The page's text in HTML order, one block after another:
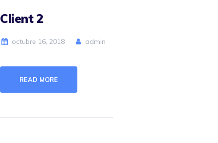
Client 2
octubre 16, 2018 admin
READ MORE